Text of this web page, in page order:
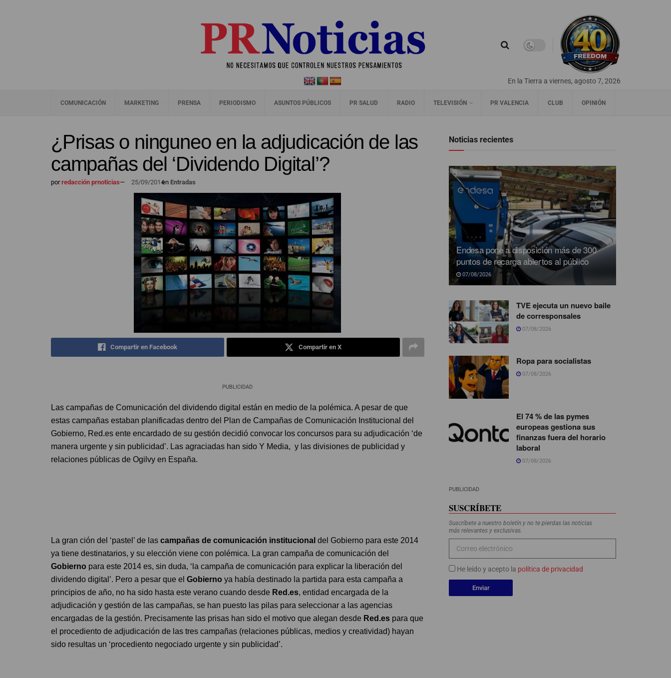
En la Tierra a viernes, agosto 7, 2026
COMUNICACIÓN MARKETING PRENSA PERIODISMO ASUNTOS PÚBLICOS PR SALUD RADIO TELEVISIÓN PR VALENCIA CLUB OPINIÓN
¿Prisas o ninguneo en la adjudicación de las
campañas del ‘Dividendo Digital’?
porredacción prnoticias— 25/09/2014en Entradas
Compartir en Facebook Compartir en X
PUBLICIDAD
Las campañas de Comunicación del dividendo digital están en medio de la polémica. A pesar de que
estas campañas estaban planificadas dentro del Plan de Campañas de Comunicación Institucional del
Gobierno, Red.es ente encardado de su gestión decidió convocar los concursos para su adjudicación ‘de
manera urgente y sin publicidad’. Las agraciadas han sido Y Media, y las divisiones de publicidad y
relaciones públicas de Ogilvy en España.
La gran ción del ‘pastel’ de las campañas de comunicación institucional del Gobierno para este 2014
ya tiene destinatarios, y su elección viene con polémica. La gran campaña de comunicación del
Gobierno para este 2014 es, sin duda, ‘la campaña de comunicación para explicar la liberación del
dividendo digital’. Pero a pesar que el Gobierno ya había destinado la partida para esta campaña a
principios de año, no ha sido hasta este verano cuando desde Red.es, entidad encargada de la
adjudicación y gestión de las campañas, se han puesto las pilas para seleccionar a las agencias
encargadas de la gestión. Precisamente las prisas han sido el motivo que alegan desde Red.es para que
el procediento de adjudicación de las tres campañas (relaciones públicas, medios y creatividad) hayan
sido resultas un ‘procediento negociado urgente y sin publicidad’.
Noticias recientes
Endesa pone a disposición más de 300
puntos de recarga abiertos al público
07/08/2026
TVE ejecuta un nuevo baile
de corresponsales
07/08/2026
Ropa para socialistas
07/08/2026
El 74 % de las pymes
europeas gestiona sus
finanzas fuera del horario
laboral
07/08/2026
PUBLICIDAD
SUSCRÍBETE
Suscríbete a nuestro boletín y no te pierdas las noticias
más relevantes y exclusivas.
He leído y acepto la política de privacidad
Enviar